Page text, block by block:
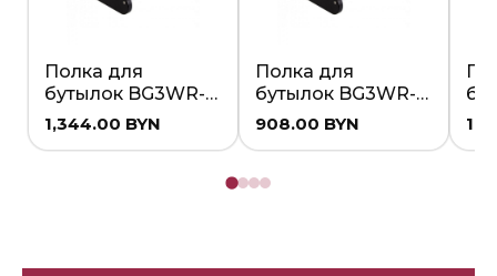
Полка для
бутылок BG3WR-
050
1,344.00 BYN
Полка для
бутылок BG3WR-
100
908.00 BYN
150